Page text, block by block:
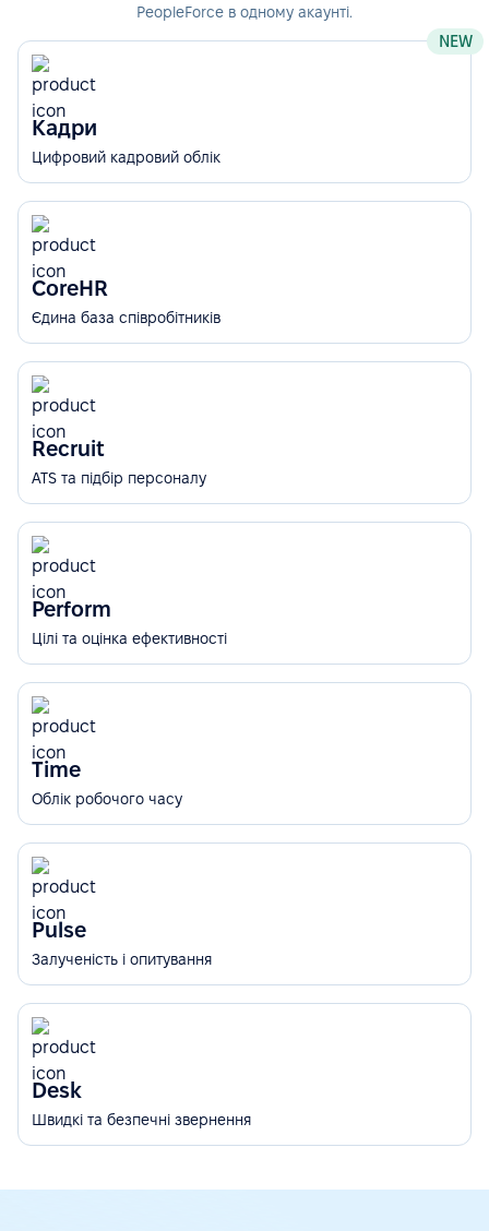
PeopleForce в одному акаунті.
NEW
Кадри
Цифровий кадровий облік
CoreHR
Єдина база співробітників
Recruit
ATS та підбір персоналу
Perform
Цілі та оцінка ефективності
Time
Облік робочого часу
Pulse
Залученість і опитування
Desk
Швидкі та безпечні звернення